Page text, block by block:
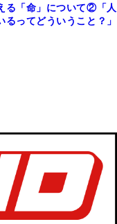
る「命」について②「人
ってどういうこと？」